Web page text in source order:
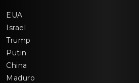
EUA
Israel
Trump
Putin
China
Maduro